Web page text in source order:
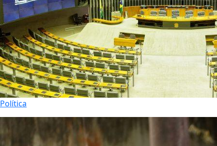
Política